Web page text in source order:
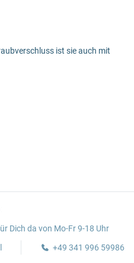
ist sie auch mit
Dich da von Mo-Fr 9-18 Uhr
+49 341 996 59986